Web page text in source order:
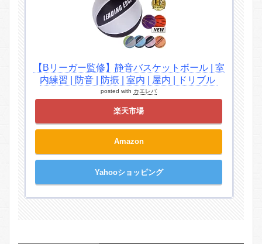
【Bリーガー監修】静音バスケットボール | 室
内練習 | 防音 | 防振 | 室内 | 屋内 | ドリブル
posted with カエレバ
楽天市場
Amazon
Yahooショッピング